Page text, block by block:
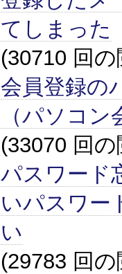
てしまった
(30710 回
会員登録の
（パソコ
(33070 回
パスワード
いパスワー
い
(29783 回